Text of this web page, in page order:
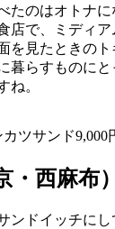
たのはオトナ
店で、ミディ
を見たときの
暮らすものに
ね。
ツサンド9,000
西麻布）
ンドイッチに